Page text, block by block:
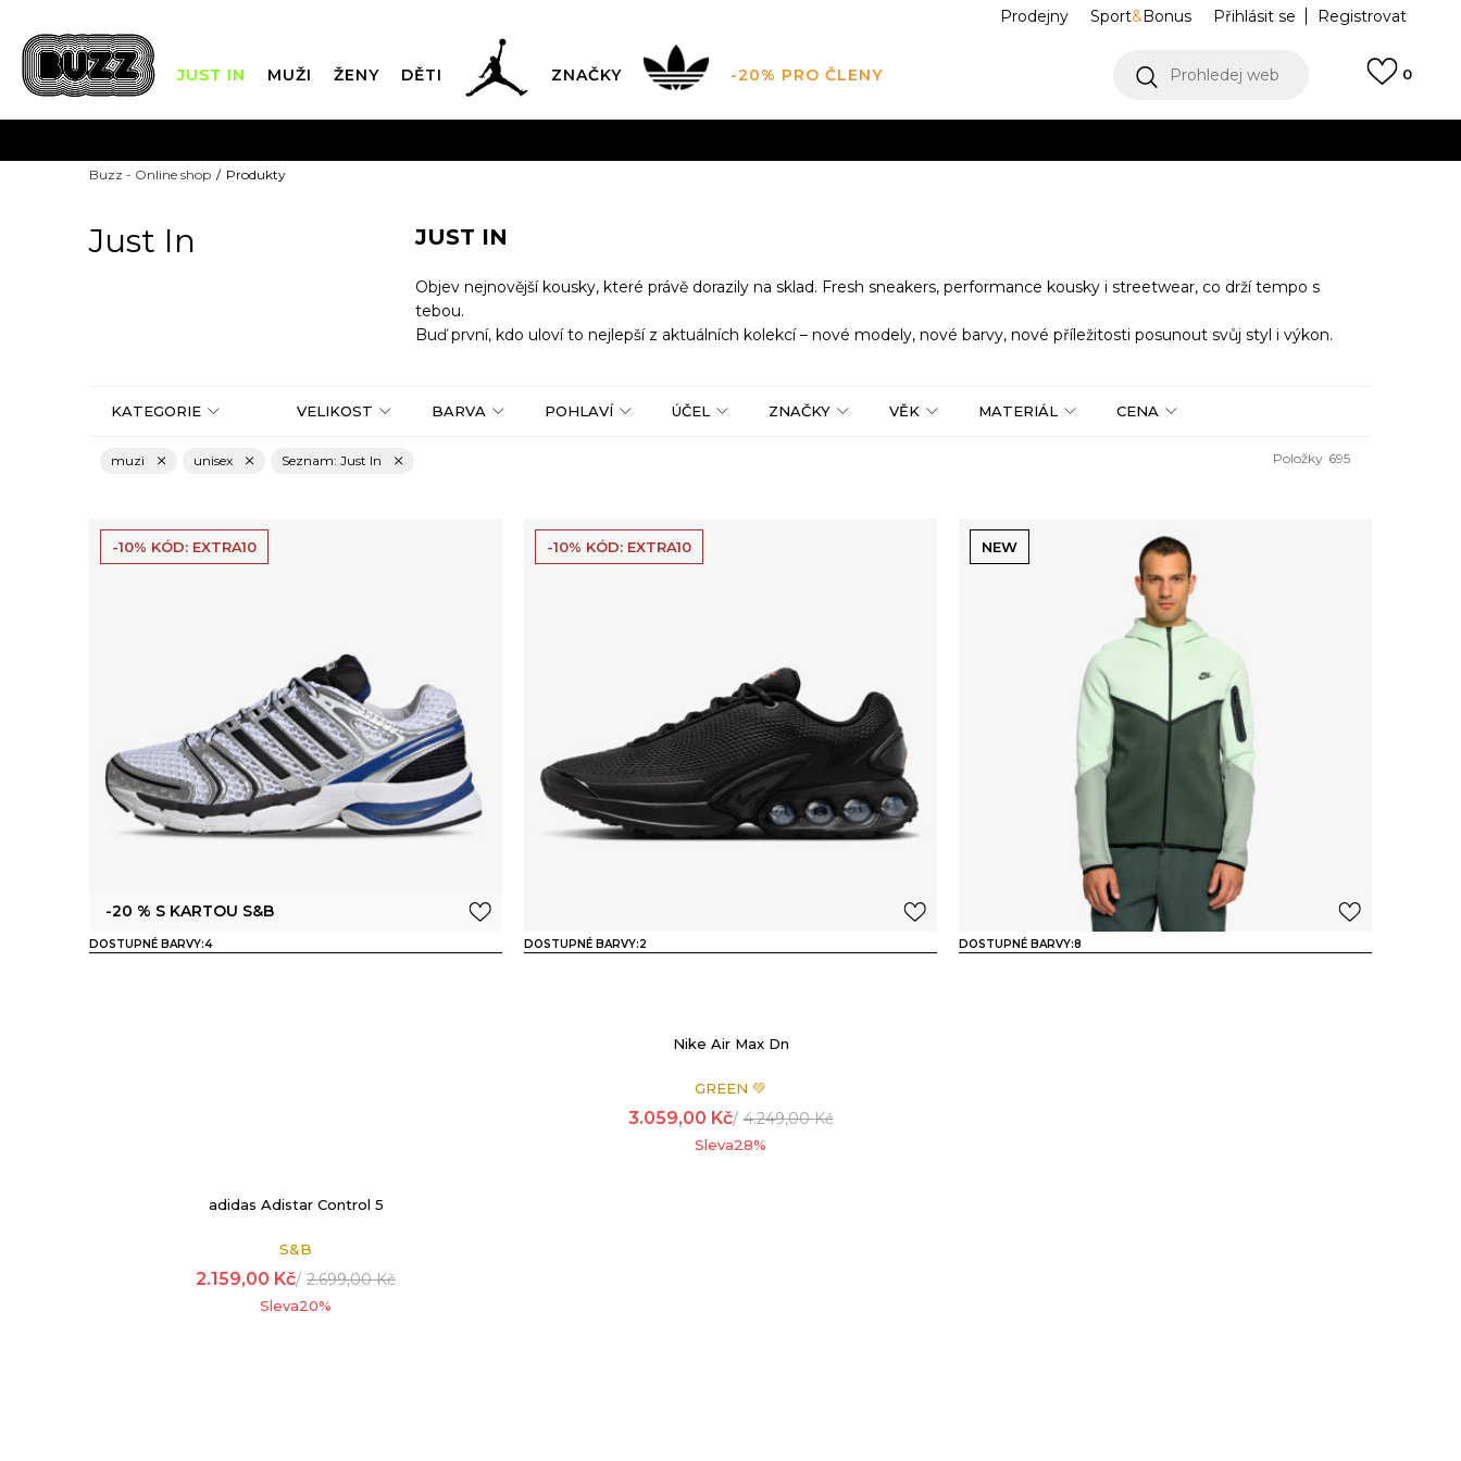
Přihlásit se Registrovat
Prodejny Sport&Bonus
JUST IN MUŽI ŽENY DĚTI ZNAČKY -20% PRO ČLENY Prohledej web 0
Buzz - Online shop Produkty
Just In JUST IN
Objev nejnovější kousky, které právě dorazily na sklad. Fresh sneakers, performance kousky i streetwear, co drží tempo s
tebou.
Buď první, kdo uloví to nejlepší z aktuálních kolekcí – nové modely, nové barvy, nové příležitosti posunout svůj styl i výkon.
KATEGORIE VELIKOST BARVA POHLAVÍ ÚČEL ZNAČKY VĚK MATERIÁL CENA
muzi unisex Seznam: Just In 695
Položky
-10% KÓD: EXTRA10
-20 % S KARTOU S&B
DOSTUPNÉ BARVY:4
adidas Adistar Control 5
S&B
2.159,00 Kč 2.699,00Kč
Sleva20%
-10% KÓD: EXTRA10
DOSTUPNÉ BARVY:2
Nike Air Max Dn
GREEN 💚
3.059,00 Kč 4.249,00Kč
Sleva28%
NEW
DOSTUPNÉ BARVY:8